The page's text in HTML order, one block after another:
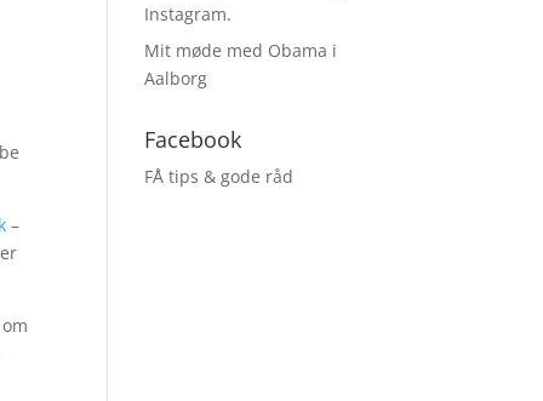
–
Instagram.
Mit møde med Obama i
Aalborg
Facebook
FÅ tips & gode råd